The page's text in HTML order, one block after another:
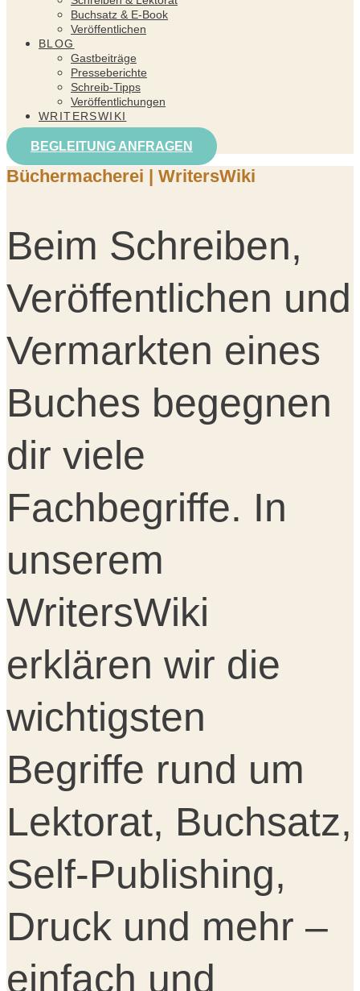
Buchsatz & E-Book
Veröffentlichen
BLOG
Gastbeiträge
Presseberichte
Schreib-Tipps
Veröffentlichungen
WRITERSWIKI
BEGLEITUNG ANFRAGEN
Büchermacherei | WritersWiki
Beim Schreiben,
Veröffentlichen und
Vermarkten eines
Buches begegnen
dir viele
Fachbegriffe. In
unserem
WritersWiki
erklären wir die
wichtigsten
Begriffe rund um
Lektorat, Buchsatz,
Self-Publishing,
Druck und mehr –
einfach und